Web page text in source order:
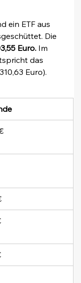
ein ETF aus
Die
Euro. Im
das
Euro).